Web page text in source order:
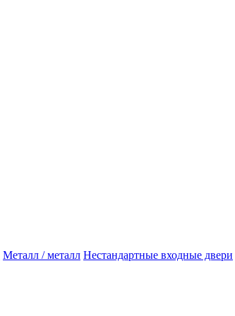
Металл / металл Нестандартные входные двери